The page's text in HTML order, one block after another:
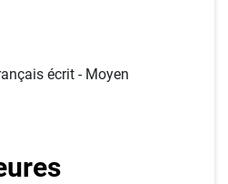
écrit - Moyen